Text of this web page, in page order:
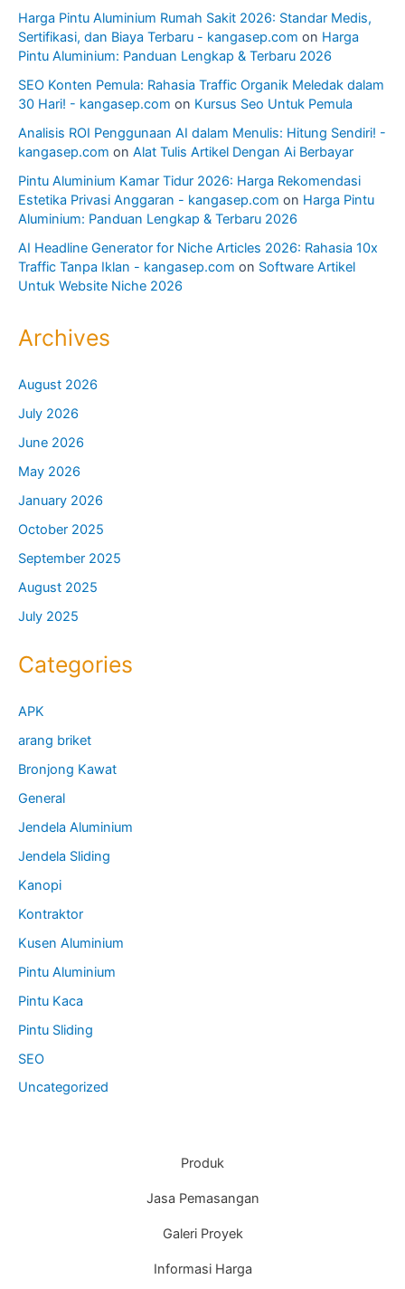
Harga Pintu Aluminium Rumah Sakit 2026: Standar Medis,
Sertifikasi, dan Biaya Terbaru - kangasep.com on Harga
Pintu Aluminium: Panduan Lengkap & Terbaru 2026
SEO Konten Pemula: Rahasia Traffic Organik Meledak dalam
30 Hari! - kangasep.com on Kursus Seo Untuk Pemula
Analisis ROI Penggunaan AI dalam Menulis: Hitung Sendiri! -
kangasep.com on Alat Tulis Artikel Dengan Ai Berbayar
Pintu Aluminium Kamar Tidur 2026: Harga Rekomendasi
Estetika Privasi Anggaran - kangasep.com on Harga Pintu
Aluminium: Panduan Lengkap & Terbaru 2026
AI Headline Generator for Niche Articles 2026: Rahasia 10x
Traffic Tanpa Iklan - kangasep.com on Software Artikel
Untuk Website Niche 2026
Archives
August 2026
July 2026
June 2026
May 2026
January 2026
October 2025
September 2025
August 2025
July 2025
Categories
APK
arang briket
Bronjong Kawat
General
Jendela Aluminium
Jendela Sliding
Kanopi
Kontraktor
Kusen Aluminium
Pintu Aluminium
Pintu Kaca
Pintu Sliding
SEO
Uncategorized
Produk
Jasa Pemasangan
Galeri Proyek
Informasi Harga